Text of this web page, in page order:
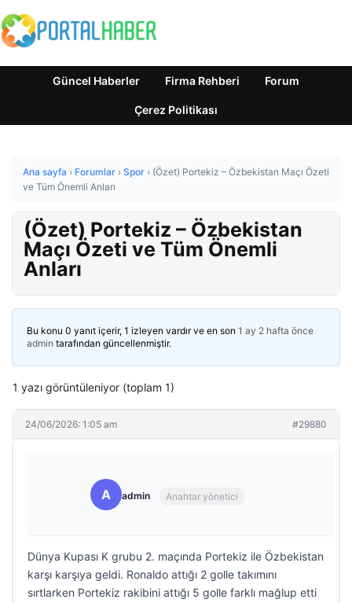
Güncel Haberler Firma Rehberi Forum
Çerez Politikası
Ana sayfa › Forumlar › Spor › (Özet) Portekiz – Özbekistan Maçı Özeti
ve Tüm Önemli Anları
(Özet) Portekiz – Özbekistan
Maçı Özeti ve Tüm Önemli
Anları
Bu konu 0 yanıt içerir, 1 izleyen vardır ve en son 1 ay 2 hafta önce
admin tarafından güncellenmiştir.
1 yazı görüntüleniyor (toplam 1)
24/06/2026: 1:05 am #29880
A admin Anahtar yönetici
Dünya Kupası K grubu 2. maçında Portekiz ile Özbekistan
karşı karşıya geldi. Ronaldo attığı 2 golle takımını
sırtlarken Portekiz rakibini attığı 5 golle farklı mağlup etti